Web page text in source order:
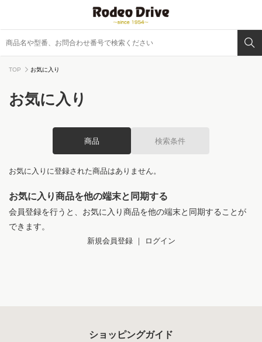
TOP お気に入り
お気に入り
商品 検索条件
お気に入りに登録された商品はありません。
お気に入り商品を他の端末と同期する
会員登録を行うと、お気に入り商品を他の端末と同期することが
できます。
新規会員登録｜ ログイン
ショッピングガイド